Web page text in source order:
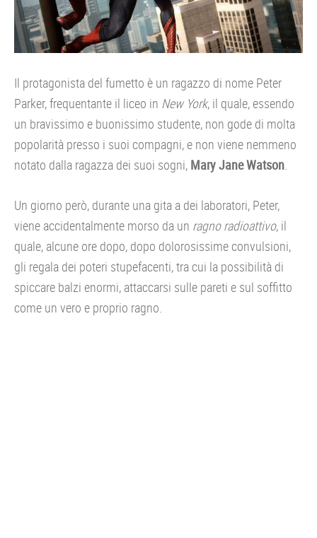
Il protagonista del fumetto è un ragazzo di nome Peter
Parker, frequentante il liceo in New York, il quale, essendo
un bravissimo e buonissimo studente, non gode di molta
popolarità presso i suoi compagni, e non viene nemmeno
notato dalla ragazza dei suoi sogni, Mary Jane Watson.
Un giorno però, durante una gita a dei laboratori, Peter,
viene accidentalmente morso da un ragno radioattivo, il
quale, alcune ore dopo, dopo dolorosissime convulsioni,
gli regala dei poteri stupefacenti, tra cui la possibilità di
spiccare balzi enormi, attaccarsi sulle pareti e sul soffitto
come un vero e proprio ragno.